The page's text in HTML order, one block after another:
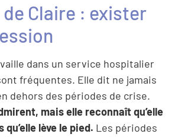
de Claire : exister
dans un service hospitalier
fréquentes. Elle dit ne jamais
dehors des périodes de crise.
mais elle reconnaît qu’elle
qu’elle lève le pied. Les périodes